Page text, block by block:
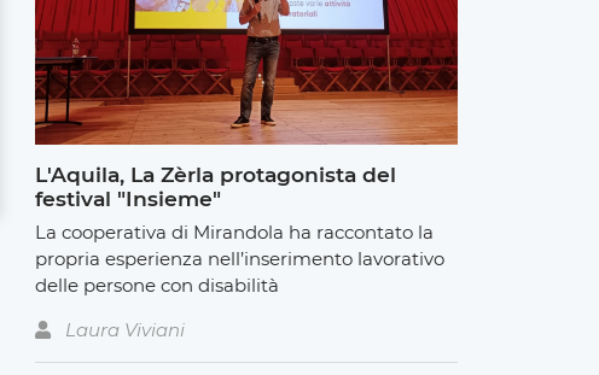
L'Aquila, La Zèrla protagonista del
festival "Insieme"
La cooperativa di Mirandola ha raccontato la
propria esperienza nell’inserimento lavorativo
delle persone con disabilità
Laura Viviani